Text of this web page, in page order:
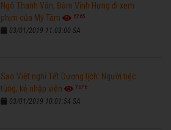
Ngô Thanh Vân, Đàm Vĩnh Hưng đi xem
phim của Mỹ Tâm
6265
03/01/2019 11:03:00 SA
Sao Việt nghỉ Tết Dương lịch: Người tiệc
tùng, kẻ nhập viện
7676
03/01/2019 10:01:54 SA